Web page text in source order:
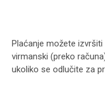
Plaćanje možete
virmanski (preko
ukoliko se odlučite za